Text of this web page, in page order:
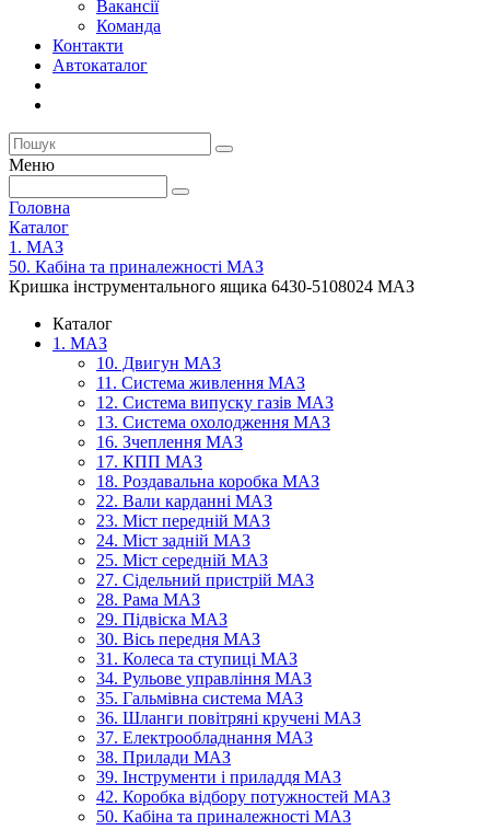
Вакансії
Команда
Контакти
Автокаталог
Меню
Головна
Каталог
1. МАЗ
50. Кабіна та приналежності МАЗ
Кришка інструментального ящика 6430-5108024 МАЗ
Каталог
1. МАЗ
10. Двигун МАЗ
11. Система живлення МАЗ
12. Система випуску газів МАЗ
13. Система охолодження МАЗ
16. Зчеплення МАЗ
17. КПП МАЗ
18. Роздавальна коробка МАЗ
22. Вали карданні МАЗ
23. Міст передній МАЗ
24. Міст задній МАЗ
25. Міст середній МАЗ
27. Сідельний пристрій МАЗ
28. Рама МАЗ
29. Підвіска МАЗ
30. Вісь передня МАЗ
31. Колеса та ступиці МАЗ
34. Рульове управління МАЗ
35. Гальмівна система МАЗ
36. Шланги повітряні кручені МАЗ
37. Електрообладнання МАЗ
38. Прилади МАЗ
39. Інструменти і приладдя МАЗ
42. Коробка відбору потужностей МАЗ
50. Кабіна та приналежності МАЗ